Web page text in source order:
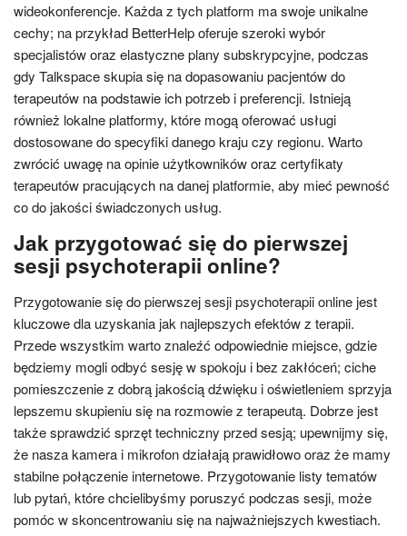
wideokonferencje. Każda z tych platform ma swoje unikalne
cechy; na przykład BetterHelp oferuje szeroki wybór
specjalistów oraz elastyczne plany subskrypcyjne, podczas
gdy Talkspace skupia się na dopasowaniu pacjentów do
terapeutów na podstawie ich potrzeb i preferencji. Istnieją
również lokalne platformy, które mogą oferować usługi
dostosowane do specyfiki danego kraju czy regionu. Warto
zwrócić uwagę na opinie użytkowników oraz certyfikaty
terapeutów pracujących na danej platformie, aby mieć pewność
co do jakości świadczonych usług.
Jak przygotować się do pierwszej
sesji psychoterapii online?
Przygotowanie się do pierwszej sesji psychoterapii online jest
kluczowe dla uzyskania jak najlepszych efektów z terapii.
Przede wszystkim warto znaleźć odpowiednie miejsce, gdzie
będziemy mogli odbyć sesję w spokoju i bez zakłóceń; ciche
pomieszczenie z dobrą jakością dźwięku i oświetleniem sprzyja
lepszemu skupieniu się na rozmowie z terapeutą. Dobrze jest
także sprawdzić sprzęt techniczny przed sesją; upewnijmy się,
że nasza kamera i mikrofon działają prawidłowo oraz że mamy
stabilne połączenie internetowe. Przygotowanie listy tematów
lub pytań, które chcielibyśmy poruszyć podczas sesji, może
pomóc w skoncentrowaniu się na najważniejszych kwestiach.